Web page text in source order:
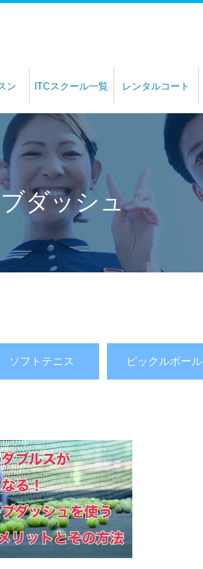
ン ITCスクール一覧 レンタルコート
ダッシュ
ソフトテニス ピックルボール